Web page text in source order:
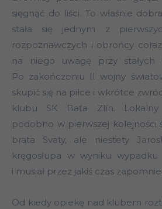
sięgnąć do liści. To właśnie
stała się jednym z
rozpoznawczych i obrońcy
na niego uwagę przy stałych
Po zakończeniu II wojny
skupić się na piłce i wkrótce
klubu SK Baťa Zlín. Lokalny
podobno w pierwszej kolejności
brata Svaty, ale niestety
kręgosłupa w wyniku wypadku
i musiał przez jakiś czas
Od kiedy opiekę nad klubem